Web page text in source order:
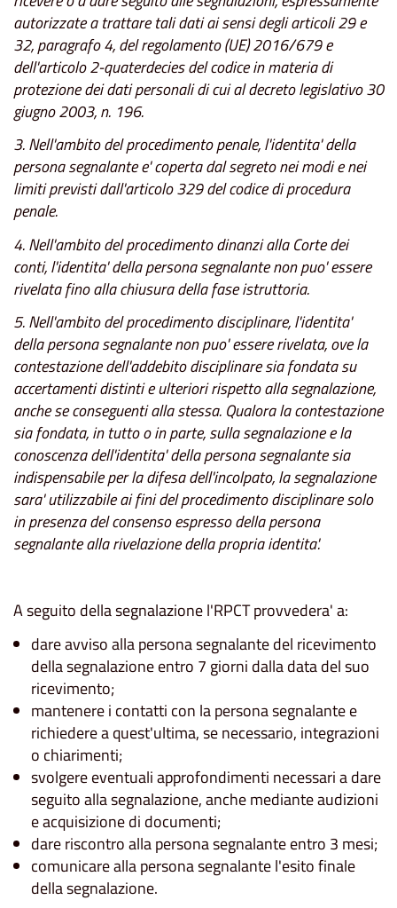
autorizzate a trattare tali dati ai sensi degli articoli 29 e
32, paragrafo 4, del regolamento (UE) 2016/679 e
dell'articolo 2-quaterdecies del codice in materia di
protezione dei dati personali di cui al decreto legislativo 30
giugno 2003, n. 196.
3. Nell'ambito del procedimento penale, l'identita' della
persona segnalante e' coperta dal segreto nei modi e nei
limiti previsti dall'articolo 329 del codice di procedura
penale.
4. Nell'ambito del procedimento dinanzi alla Corte dei
conti, l'identita' della persona segnalante non puo' essere
rivelata fino alla chiusura della fase istruttoria.
5. Nell'ambito del procedimento disciplinare, l'identita'
della persona segnalante non puo' essere rivelata, ove la
contestazione dell'addebito disciplinare sia fondata su
accertamenti distinti e ulteriori rispetto alla segnalazione,
anche se conseguenti alla stessa. Qualora la contestazione
sia fondata, in tutto o in parte, sulla segnalazione e la
conoscenza dell'identita' della persona segnalante sia
indispensabile per la difesa dell'incolpato, la segnalazione
sara' utilizzabile ai fini del procedimento disciplinare solo
in presenza del consenso espresso della persona
segnalante alla rivelazione della propria identita'.
A seguito della segnalazione l'RPCT provvedera' a:
dare avviso alla persona segnalante del ricevimento
della segnalazione entro 7 giorni dalla data del suo
ricevimento;
mantenere i contatti con la persona segnalante e
richiedere a quest'ultima, se necessario, integrazioni
o chiarimenti;
svolgere eventuali approfondimenti necessari a dare
seguito alla segnalazione, anche mediante audizioni
e acquisizione di documenti;
dare riscontro alla persona segnalante entro 3 mesi;
comunicare alla persona segnalante l'esito finale
della segnalazione.